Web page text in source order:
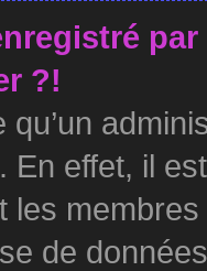
?!
qu’un
En effet, il
les
de